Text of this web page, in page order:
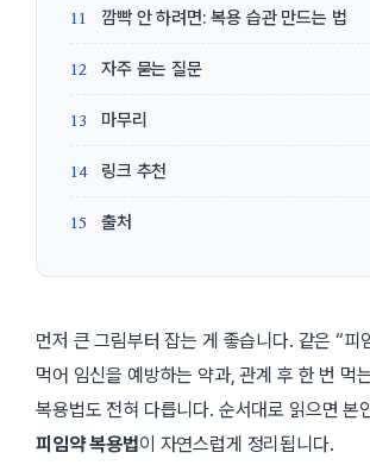
깜빡 안 하려면: 복용 습관 만드는 법
자주 묻는 질문
마무리
링크 추천
출처
먼저 큰 그림부터 잡는 게 좋습니다. 같은 “피
먹어 임신을 예방하는 약과, 관계 후 한 번 먹
복용법도 전혀 다릅니다. 순서대로 읽으면 본
피임약 복용법이 자연스럽게 정리됩니다.